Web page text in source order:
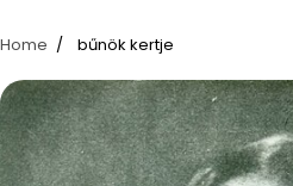
Home bűnök kertje